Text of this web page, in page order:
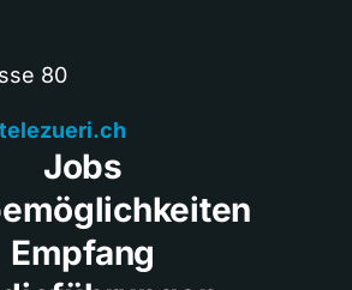
80
Jobs
Empfang